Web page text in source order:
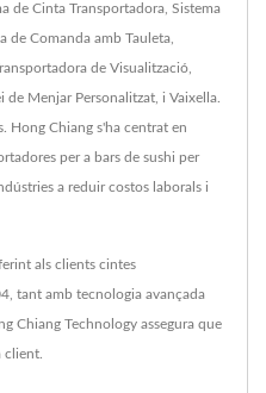
de Cinta Transportadora, Sistema
de Comanda amb Tauleta,
de Visualització,
de Menjar Personalitzat, i Vaixella.
Hong Chiang s'ha centrat en
per a bars de sushi per
a reduir costos laborals i
als clients cintes
tant amb tecnologia avançada
Chiang Technology assegura que
client.